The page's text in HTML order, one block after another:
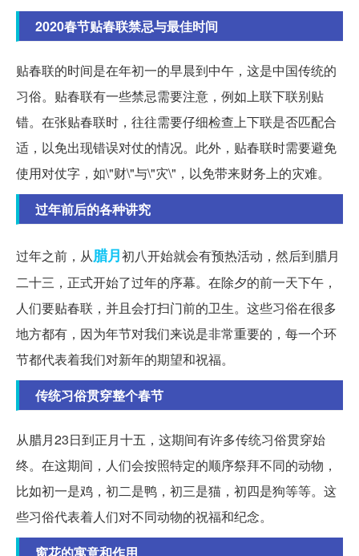
2020春节贴春联禁忌与最佳时间
贴春联的时间是在年初一的早晨到中午，这是中国传统的
习俗。贴春联有一些禁忌需要注意，例如上联下联别贴
错。在张贴春联时，往往需要仔细检查上下联是否匹配合
适，以免出现错误对仗的情况。此外，贴春联时需要避免
使用对仗字，如\"财\"与\"灾\"，以免带来财务上的灾难。
过年前后的各种讲究
过年之前，从腊月初八开始就会有预热活动，然后到腊月
二十三，正式开始了过年的序幕。在除夕的前一天下午，
人们要贴春联，并且会打扫门前的卫生。这些习俗在很多
地方都有，因为年节对我们来说是非常重要的，每一个环
节都代表着我们对新年的期望和祝福。
传统习俗贯穿整个春节
从腊月23日到正月十五，这期间有许多传统习俗贯穿始
终。在这期间，人们会按照特定的顺序祭拜不同的动物，
比如初一是鸡，初二是鸭，初三是猫，初四是狗等等。这
些习俗代表着人们对不同动物的祝福和纪念。
窗花的寓意和作用